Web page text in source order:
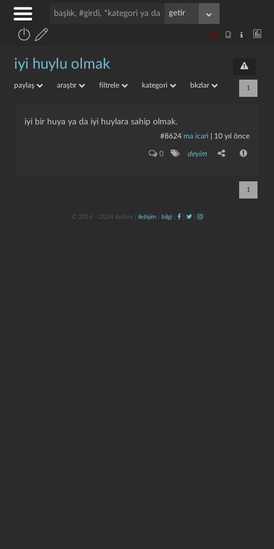
iyi huylu olmak
paylaş araştır filtrele kategori bkzlar 1
iyi bir huya ya da iyi huylara sahip olmak.
#8624 ma icari 10 yıl önce
0 deyim
1
© 2016 - 2024 kulzos | iletişim| bilgi| | |